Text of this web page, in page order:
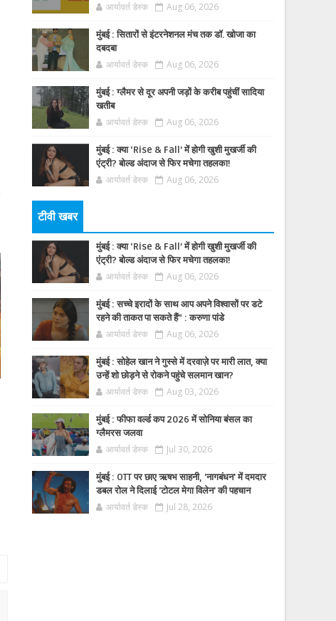
आर्यावर्त डेस्क Aug 06, 2026
मुंबई : सितारों से इंटरनेशनल मंच तक डॉ. खोजा का
दबदबा
आर्यावर्त डेस्क Aug 06, 2026
मुंबई : ग्लैमर से दूर अपनी जड़ों के करीब पहुंचीं सादिया
खतीब
आर्यावर्त डेस्क Aug 06, 2026
मुंबई : क्या ‘Rise & Fall’ में होगी खुशी मुखर्जी की
एंट्री? बोल्ड अंदाज से फिर मचेगा तहलका!
आर्यावर्त डेस्क Aug 06, 2026
टीवी खबर
मुंबई : क्या ‘Rise & Fall’ में होगी खुशी मुखर्जी की
एंट्री? बोल्ड अंदाज से फिर मचेगा तहलका!
आर्यावर्त डेस्क Aug 06, 2026
मुंबई : सच्चे इरादों के साथ आप अपने विश्वासों पर डटे
रहने की ताकत पा सकते हैं” : करुणा पांडे
आर्यावर्त डेस्क Aug 06, 2026
मुंबई : सोहेल खान ने गुस्से में दरवाज़े पर मारी लात, क्या
उन्हें शो छोड़ने से रोकने पहुंचे सलमान खान?
आर्यावर्त डेस्क Aug 03, 2026
मुंबई : फीफा वर्ल्ड कप 2026 में सोनिया बंसल का
ग्लैमरस जलवा
आर्यावर्त डेस्क Jul 30, 2026
मुंबई : OTT पर छाए ऋषभ साहनी, 'नागबंधन' में दमदार
डबल रोल ने दिलाई 'टोटल मेगा विलेन' की पहचान
आर्यावर्त डेस्क Jul 28, 2026